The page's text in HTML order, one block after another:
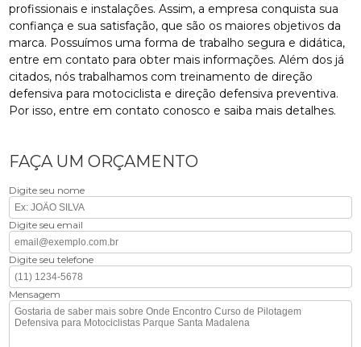
profissionais e instalações. Assim, a empresa conquista sua
confiança e sua satisfação, que são os maiores objetivos da
marca. Possuímos uma forma de trabalho segura e didática,
entre em contato para obter mais informações. Além dos já
citados, nós trabalhamos com treinamento de direção
defensiva para motociclista e direção defensiva preventiva.
Por isso, entre em contato conosco e saiba mais detalhes.
FAÇA UM ORÇAMENTO
Digite seu nome
Digite seu email
Digite seu telefone
Mensagem